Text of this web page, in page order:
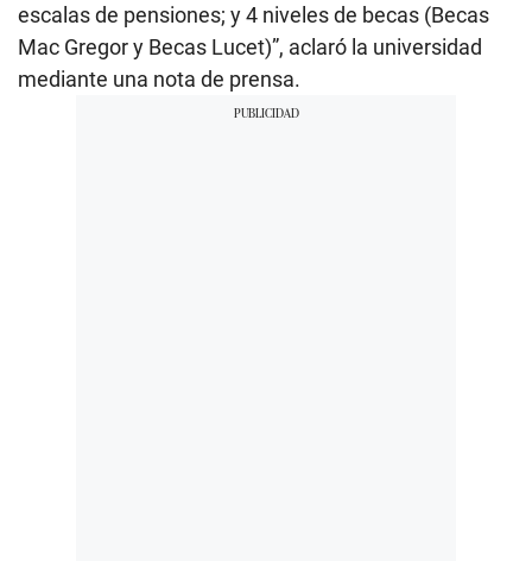
escalas de pensiones; y 4 niveles de becas (Becas
Mac Gregor y Becas Lucet)”, aclaró la universidad
mediante una nota de prensa.